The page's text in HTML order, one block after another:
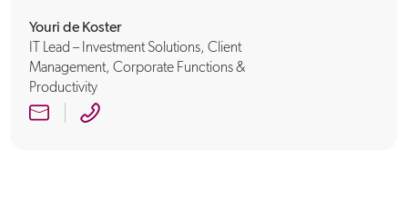
Youri de Koster
IT Lead – Investment Solutions, Client
Management, Corporate Functions &
Productivity